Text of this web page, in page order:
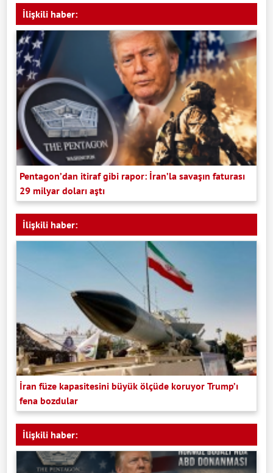
İlişkili haber:
Pentagon’dan itiraf gibi rapor: İran’la savaşın faturası
29 milyar doları aştı
İlişkili haber:
İran füze kapasitesini büyük ölçüde koruyor Trump’ı
fena bozdular
İlişkili haber: